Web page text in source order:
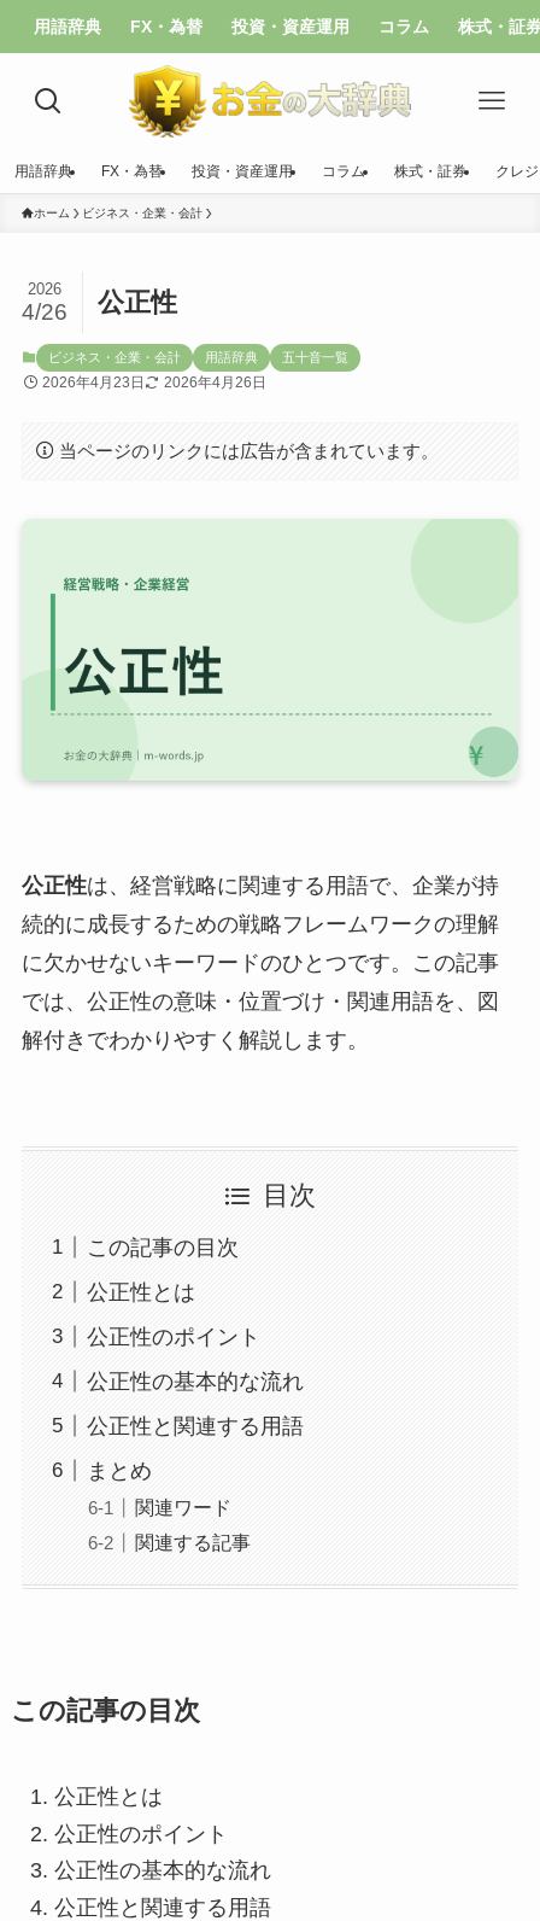
用語辞典 FX・為替 投資・資産運用 コラム 株式・証
用語辞典 FX・為替 投資・資産運用 コラム 株式・証券 クレ
ホーム ビジネス・企業・会計
公正性
2026
4/26
ビジネス・企業・会計 用語辞典 五十音一覧
2026年4月23日 2026年4月26日
当ページのリンクには広告が含まれています。
公正性は、経営戦略に関連する用語で、企業が持
続的に成長するための戦略フレームワークの理解
に欠かせないキーワードのひとつです。この記事
では、公正性の意味・位置づけ・関連用語を、図
解付きでわかりやすく解説します。
目次
この記事の目次
公正性とは
公正性のポイント
公正性の基本的な流れ
公正性と関連する用語
まとめ
関連ワード
関連する記事
この記事の目次
公正性とは
公正性のポイント
公正性の基本的な流れ
公正性と関連する用語